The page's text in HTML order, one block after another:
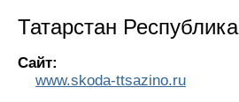
Татарстан Республика
Сайт:
www.skoda-ttsazino.ru